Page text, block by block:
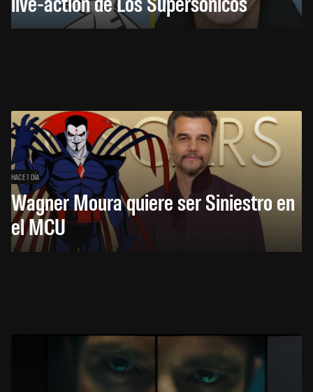
HACE 1 DÍA
Wagner Moura quiere ser Siniestro en
el MCU